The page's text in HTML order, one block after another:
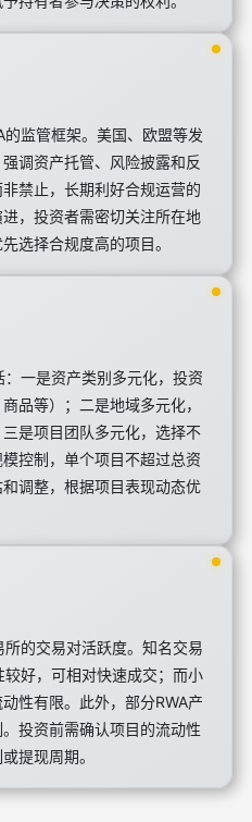
监管框架。美国、欧盟等发
调资产托管、风险披露和反
禁止，长期利好合规运营的
，投资者需密切关注所在地
选择合规度高的项目。
一是资产类别多元化，投资
品等）；二是地域多元化，
是项目团队多元化，选择不
控制，单个项目不超过总资
调整，根据项目表现动态优
的交易对活跃度。知名交易
好，可相对快速成交；而小
性有限。此外，部分RWA产
投资前需确认项目的流动性
提现周期。